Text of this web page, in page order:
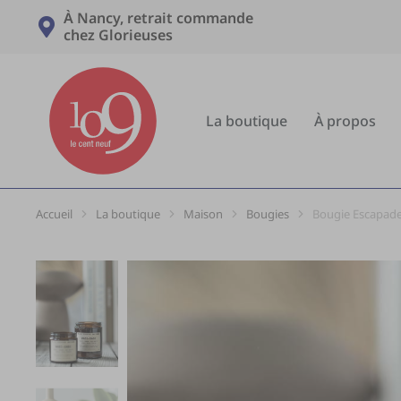
À Nancy, retrait commande
chez Glorieuses
La boutique À propos
Vous êtes ici :
Accueil La boutique Maison Bougies Bougie